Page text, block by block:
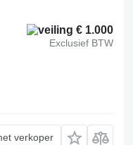
€ 1.000
Exclusief BTW
verkoper